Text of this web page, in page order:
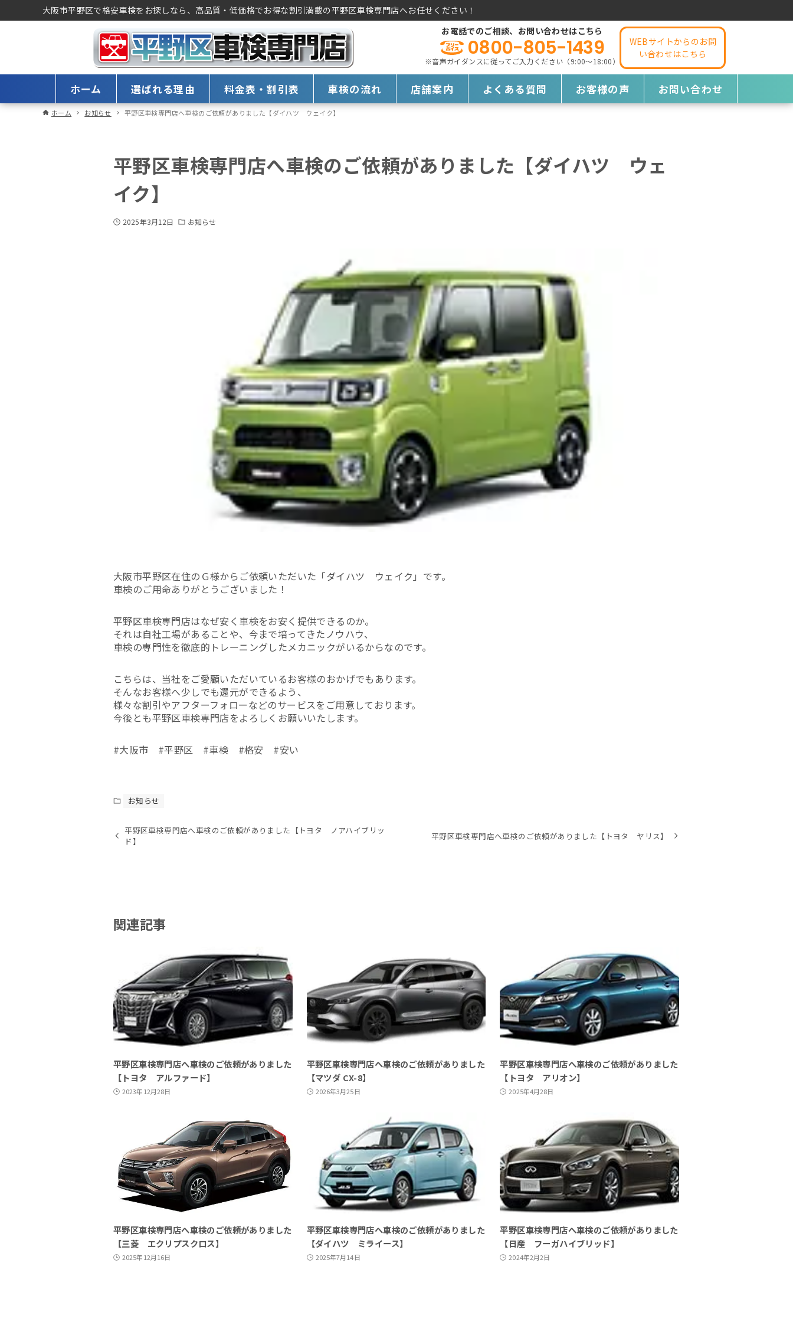
大阪市平野区で格安車検をお探しなら、高品質・低価格でお得な割引満載の平野区車検専門店へお任せください！
お電話でのご相談、お問い合わせはこちら
0800-805-1439
※音声ガイダンスに従ってご入力ください（9:00～18:00）
WEBサイトからのお問
い合わせはこちら
ホーム 選ばれる理由 料金表・割引表 車検の流れ 店舗案内 よくある質問 お客様の声 お問い合わせ
ホーム お知らせ 平野区車検専門店へ車検のご依頼がありました【ダイハツ ウェイク】
平野区車検専門店へ車検のご依頼がありました【ダイハツ ウェ
イク】
2025年3月12日 お知らせ
大阪市平野区在住のＧ様からご依頼いただいた「ダイハツ ウェイク」です。
車検のご用命ありがとうございました！
平野区車検専門店はなぜ安く車検をお安く提供できるのか。
それは自社工場があることや、今まで培ってきたノウハウ、
車検の専門性を徹底的トレーニングしたメカニックがいるからなのです。
こちらは、当社をご愛顧いただいているお客様のおかげでもあります。
そんなお客様へ少しでも還元ができるよう、
様々な割引やアフターフォローなどのサービスをご用意しております。
今後とも平野区車検専門店をよろしくお願いいたします。
#大阪市 #平野区 #車検 #格安 #安い
お知らせ
平野区車検専門店へ車検のご依頼がありました【トヨタ ノアハイブリッ
ド】
平野区車検専門店へ車検のご依頼がありました【トヨタ ヤリス】
関連記事
平野区車検専門店へ車検のご依頼がありました
【トヨタ アルファード】
2023年12月28日
平野区車検専門店へ車検のご依頼がありました
【マツダ CX-8】
2026年3月25日
平野区車検専門店へ車検のご依頼がありました
【トヨタ アリオン】
2025年4月28日
平野区車検専門店へ車検のご依頼がありました
【三菱 エクリプスクロス】
2025年12月16日
平野区車検専門店へ車検のご依頼がありました
【ダイハツ ミライース】
2025年7月14日
平野区車検専門店へ車検のご依頼がありました
【日産 フーガハイブリッド】
2024年2月2日